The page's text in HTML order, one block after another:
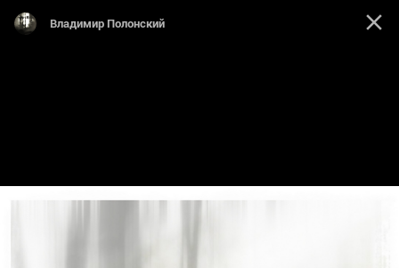
Владимир Полонский